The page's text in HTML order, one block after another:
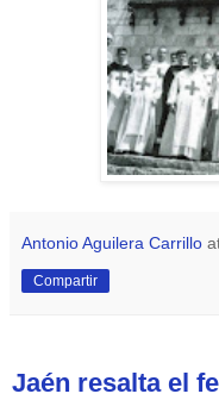
Antonio Aguilera Carrillo
Compartir
Jaén resalta el